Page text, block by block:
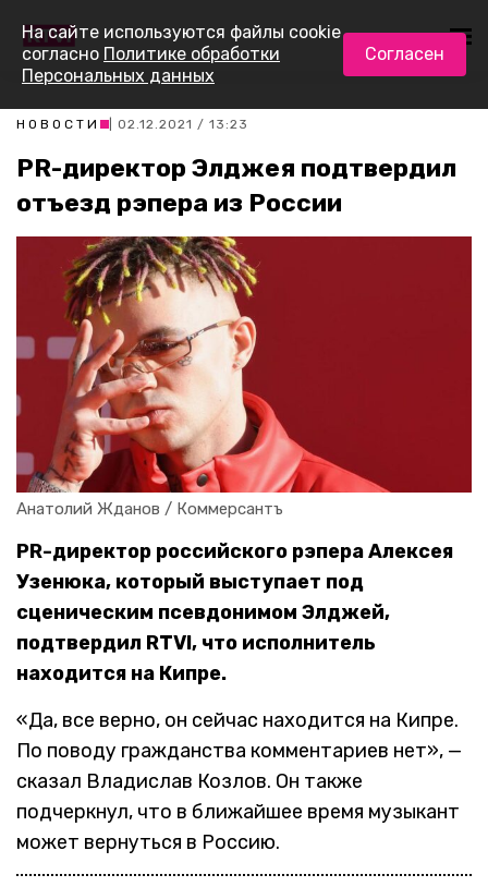
НОВОСТИ | 02.12.2021 / 13:23
PR-директор Элджея подтвердил
отъезд рэпера из России
Анатолий Жданов / Коммерсантъ
PR-директор российского рэпера Алексея
Узенюка, который выступает под
сценическим псевдонимом Элджей,
подтвердил RTVI, что исполнитель
находится на Кипре.
«Да, все верно, он сейчас находится на Кипре.
По поводу гражданства комментариев нет», —
сказал Владислав Козлов. Он также
подчеркнул, что в ближайшее время музыкант
может вернуться в Россию.
На сайте используются файлы cookie
согласно Политике обработки
Персональных данных
Согласен